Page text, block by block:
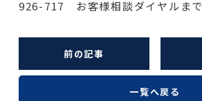
926-717 お客様相談ダイヤルまで
前の記事
一覧へ戻る